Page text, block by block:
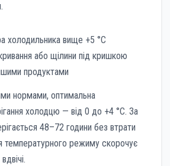
холодильника вище +5 °C
або щілини під кришкою
продуктами
нормами, оптимальна
холодцю — від 0 до +4 °C. За
48–72 години без втрати
температурного режиму скорочує